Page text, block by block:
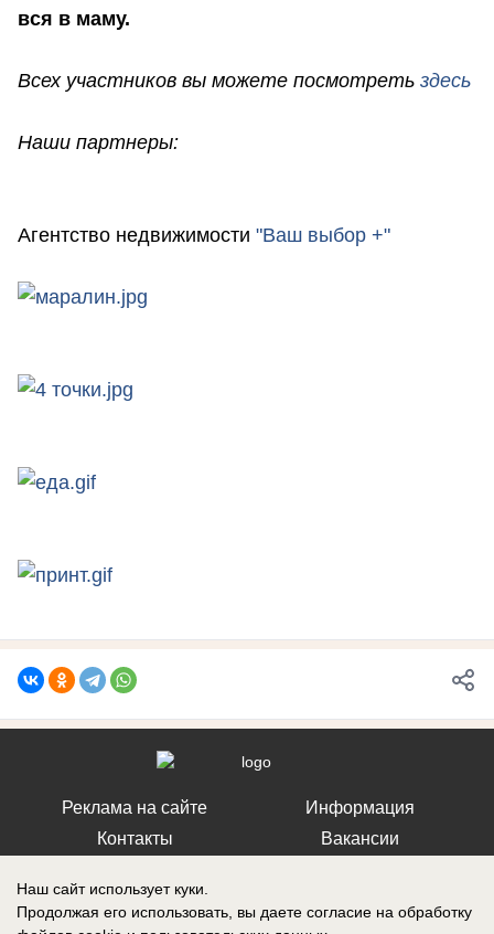
вся в маму.
Всех участников вы можете посмотреть здесь
Наши партнеры:
Агентство недвижимости "Ваш выбор +"
Реклама на сайте
Контакты
Информация
Вакансии
Наш сайт использует куки.
Продолжая его использовать, вы даете согласие на обработку